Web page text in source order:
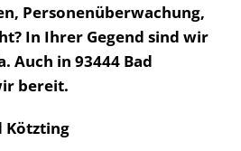
Personenüberwachung,
In Ihrer Gegend sind wir
Auch in 93444 Bad
bereit.
Kötzting